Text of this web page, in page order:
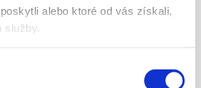
alebo ktoré od vás získali,